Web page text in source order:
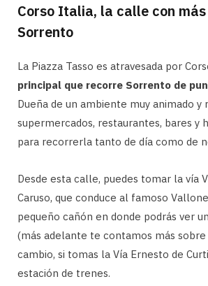
Corso Italia, la calle con
Sorrento
La Piazza Tasso es atravesada por
principal que recorre Sorrento de
Dueña de un ambiente muy animado y
supermercados, restaurantes, bares y
para recorrerla tanto de día como de
Desde esta calle, puedes tomar la vía
Caruso, que conduce al famoso
pequeño cañón en donde podrás ver
(más adelante te contamos más sobre
cambio, si tomas la Vía Ernesto de
estación de trenes.